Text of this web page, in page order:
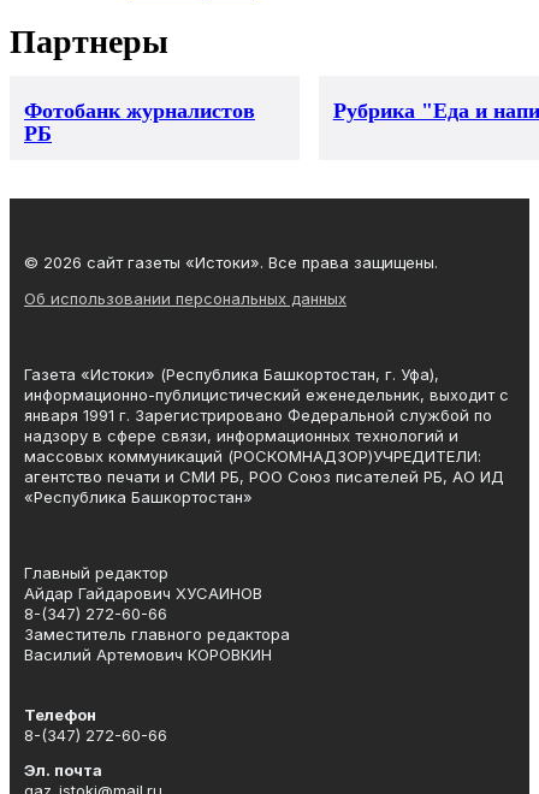
Партнеры
Фотобанк журналистов
РБ
Рубрика "Еда и
© 2026 сайт газеты «Истоки». Все права защищены.
Об использовании персональных данных
Газета «Истоки» (Республика Башкортостан, г. Уфа),
информационно-публицистический еженедельник, выходит с
января 1991 г. Зарегистрировано Федеральной службой по
надзору в сфере связи, информационных технологий и
массовых коммуникаций (РОСКОМНАДЗОР)УЧРЕДИТЕЛИ:
агентство печати и СМИ РБ, РОО Союз писателей РБ, АО ИД
«Республика Башкортостан»
Главный редактор
Айдар Гайдарович ХУСАИНОВ
8-(347) 272-60-66
Заместитель главного редактора
Василий Артемович КОРОВКИН
Телефон
8-(347) 272-60-66
Эл. почта
gaz_istoki@mail.ru